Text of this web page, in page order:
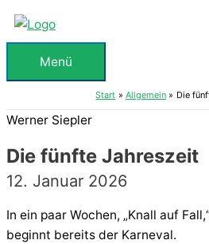
Zum
Inhalt
springenMenü
Menü
Start Allgemein Die
Werner Siepler
Die fünfte Jahreszeit
12. Januar 2026
In ein paar Wochen, „Knall auf
beginnt bereits der Karneval.